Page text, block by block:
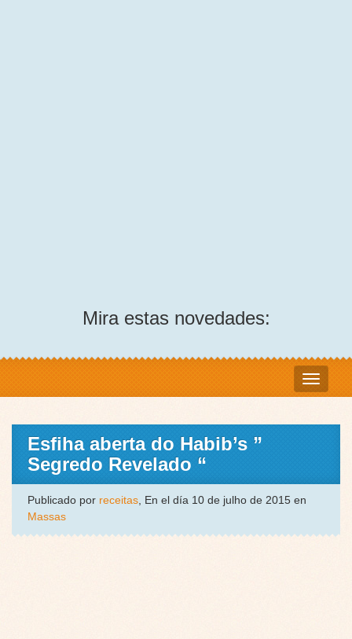
Mira estas novedades:
Esfiha aberta do Habib’s ”
Segredo Revelado “
Publicado por receitas, En el día 10 de julho de 2015 en
Massas